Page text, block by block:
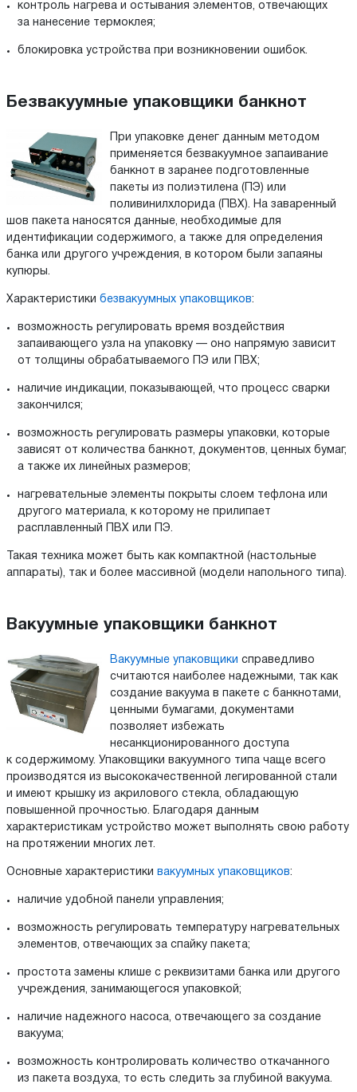
контроль нагрева и остывания элементов, отвечающих
за нанесение термоклея;
блокировка устройства при возникновении ошибок.
Безвакуумные упаковщики банкнот
При упаковке денег данным методом
применяется безвакуумное запаивание
банкнот в заранее подготовленные
пакеты из полиэтилена (ПЭ) или
поливинилхлорида (ПВХ). На заваренный
шов пакета наносятся данные, необходимые для
идентификации содержимого, а также для определения
банка или другого учреждения, в котором были запаяны
купюры.
Характеристики безвакуумных упаковщиков:
возможность регулировать время воздействия
запаивающего узла на упаковку — оно напрямую зависит
от толщины обрабатываемого ПЭ или ПВХ;
наличие индикации, показывающей, что процесс сварки
закончился;
возможность регулировать размеры упаковки, которые
зависят от количества банкнот, документов, ценных бумаг,
а также их линейных размеров;
нагревательные элементы покрыты слоем тефлона или
другого материала, к которому не прилипает
расплавленный ПВХ или ПЭ.
Такая техника может быть как компактной (настольные
аппараты), так и более массивной (модели напольного типа).
Вакуумные упаковщики банкнот
Вакуумные упаковщики справедливо
считаются наиболее надежными, так как
создание вакуума в пакете с банкнотами,
ценными бумагами, документами
позволяет избежать
несанкционированного доступа
к содержимому. Упаковщики вакуумного типа чаще всего
производятся из высококачественной легированной стали
и имеют крышку из акрилового стекла, обладающую
повышенной прочностью. Благодаря данным
характеристикам устройство может выполнять свою работу
на протяжении многих лет.
Основные характеристики вакуумных упаковщиков:
наличие удобной панели управления;
возможность регулировать температуру нагревательных
элементов, отвечающих за спайку пакета;
простота замены клише с реквизитами банка или другого
учреждения, занимающегося упаковкой;
наличие надежного насоса, отвечающего за создание
вакуума;
возможность контролировать количество откачанного
из пакета воздуха, то есть следить за глубиной вакуума.